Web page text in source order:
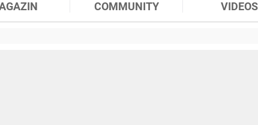
COMMUNITY VIDEOS